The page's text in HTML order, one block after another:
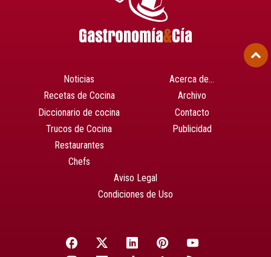
Noticias
Recetas de Cocina
Diccionario de cocina
Trucos de Cocina
Restaurantes
Chefs
Acerca de…
Archivo
Contacto
Publicidad
Aviso Legal
Condiciones de Uso